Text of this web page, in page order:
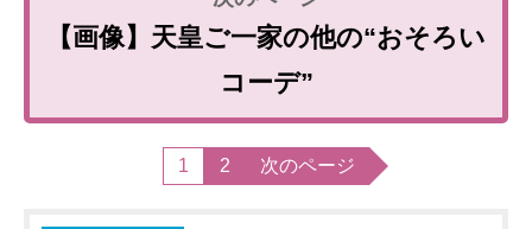
【画像】天皇ご一家の他の“おそろい
コーデ”
1 2 次のページ